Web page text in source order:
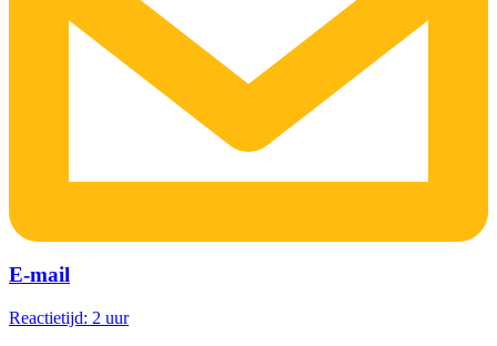
E-mail
Reactietijd: 2 uur